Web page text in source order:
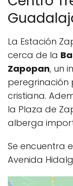
La Estación
cerca de la
Zapopan, un
peregrinación
cristiana.
la Plaza de
alberga
Se encuentra
Avenida